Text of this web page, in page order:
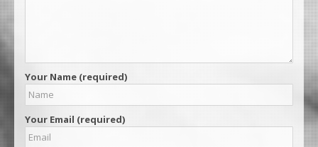
Your Name (required)
Your Email (required)